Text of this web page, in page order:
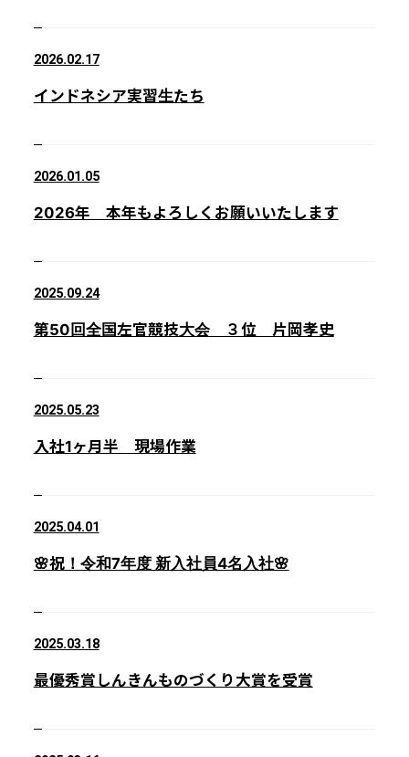
インドネシア実習生たち
2026.02.17
2026年 本年もよろしくお願いいたします
2026.01.05
第50回全国左官競技大会 ３位 片岡孝史
2025.09.24
入社1ヶ月半 現場作業
2025.05.23
🌸祝！令和7年度 新入社員4名入社🌸
2025.04.01
最優秀賞しんきんものづくり大賞を受賞
2025.03.18